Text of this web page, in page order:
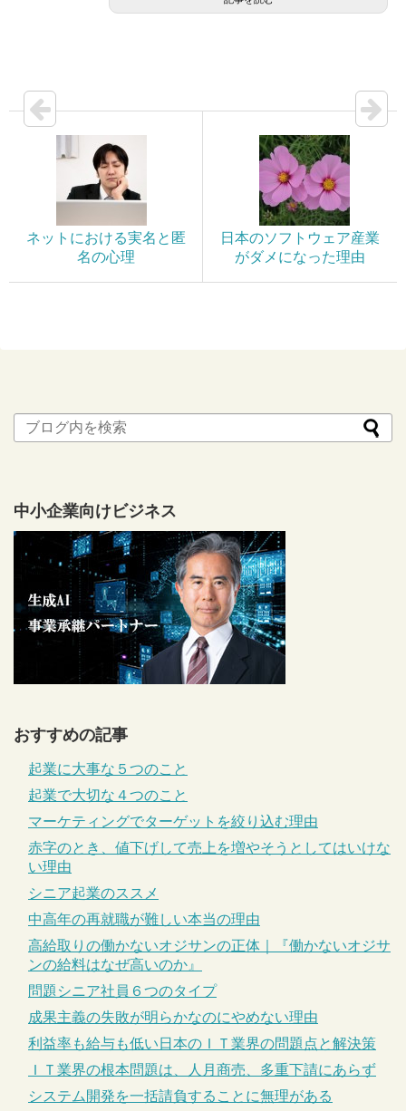
ネットにおける実名と匿
名の心理
日本のソフトウェア産業
がダメになった理由
中小企業向けビジネス
おすすめの記事
起業に大事な５つのこと
起業で大切な４つのこと
マーケティングでターゲットを絞り込む理由
赤字のとき、値下げして売上を増やそうとしてはいけな
い理由
シニア起業のススメ
中高年の再就職が難しい本当の理由
高給取りの働かないオジサンの正体｜『働かないオジサ
ンの給料はなぜ高いのか』
問題シニア社員６つのタイプ
成果主義の失敗が明らかなのにやめない理由
利益率も給与も低い日本のＩＴ業界の問題点と解決策
ＩＴ業界の根本問題は、人月商売、多重下請にあらず
システム開発を一括請負することに無理がある